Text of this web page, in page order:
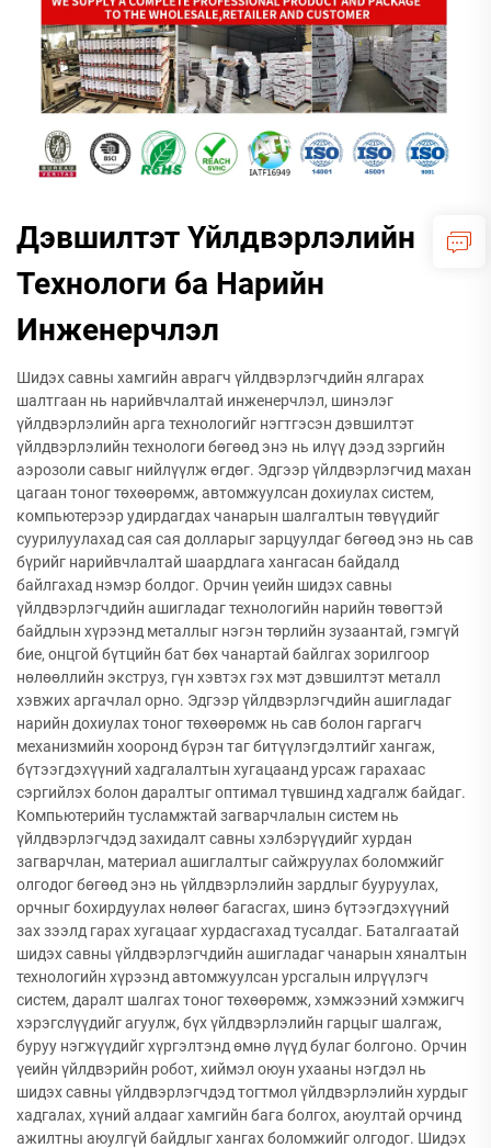
Дэвшилтэт Үйлдвэрлэлийн
Технологи ба Нарийн
Инженерчлэл
Шидэх савны хамгийн аврагч үйлдвэрлэгчдийн ялгарах
шалтгаан нь нарийвчлалтай инженерчлэл, шинэлэг
үйлдвэрлэлийн арга технологийг нэгтгэсэн дэвшилтэт
үйлдвэрлэлийн технологи бөгөөд энэ нь илүү дээд зэргийн
аэрозоли савыг нийлүүлж өгдөг. Эдгээр үйлдвэрлэгчид махан
цагаан тоног төхөөрөмж, автомжуулсан дохиулах систем,
компьютерээр удирдагдах чанарын шалгалтын төвүүдийг
суурилуулахад сая сая долларыг зарцуулдаг бөгөөд энэ нь сав
бүрийг нарийвчлалтай шаардлага хангасан байдалд
байлгахад нэмэр болдог. Орчин үеийн шидэх савны
үйлдвэрлэгчдийн ашигладаг технологийн нарийн төвөгтэй
байдлын хүрээнд металлыг нэгэн төрлийн зузаантай, гэмгүй
бие, онцгой бүтцийн бат бөх чанартай байлгах зорилгоор
нөлөөллийн экструз, гүн хэвтэх гэх мэт дэвшилтэт металл
хэвжих аргачлал орно. Эдгээр үйлдвэрлэгчдийн ашигладаг
нарийн дохиулах тоног төхөөрөмж нь сав болон гаргагч
механизмийн хооронд бүрэн таг битүүлэгдэлтийг хангаж,
бүтээгдэхүүний хадгалалтын хугацаанд урсаж гарахаас
сэргийлэх болон даралтыг оптимал түвшинд хадгалж байдаг.
Компьютерийн тусламжтай загварчлалын систем нь
үйлдвэрлэгчдэд захидалт савны хэлбэрүүдийг хурдан
загварчлан, материал ашиглалтыг сайжруулах боломжийг
олгодог бөгөөд энэ нь үйлдвэрлэлийн зардлыг бууруулах,
орчныг бохирдуулах нөлөөг багасгах, шинэ бүтээгдэхүүний
зах зээлд гарах хугацааг хурдасгахад тусалдаг. Баталгаатай
шидэх савны үйлдвэрлэгчдийн ашигладаг чанарын хяналтын
технологийн хүрээнд автомжуулсан урсгалын илрүүлэгч
систем, даралт шалгах тоног төхөөрөмж, хэмжээний хэмжигч
хэрэгслүүдийг агуулж, бүх үйлдвэрлэлийн гарцыг шалгаж,
буруу нэгжүүдийг хүргэлтэнд өмнө лүүд булаг болгоно. Орчин
үеийн үйлдвэрийн робот, хиймэл оюун ухааны нэгдэл нь
шидэх савны үйлдвэрлэгчдэд тогтмол үйлдвэрлэлийн хурдыг
хадгалах, хүний алдааг хамгийн бага болгох, аюултай орчинд
ажилтны аюулгүй байдлыг хангах боломжийг олгодог. Шидэх